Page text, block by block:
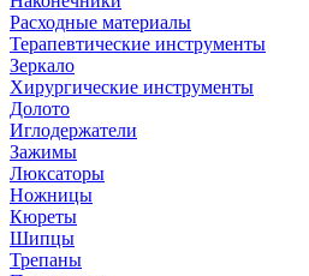
Расходные материалы
Терапевтические инструменты
Зеркало
Хирургические инструменты
Долото
Иглодержатели
Зажимы
Люксаторы
Ножницы
Кюреты
Шипцы
Трепаны